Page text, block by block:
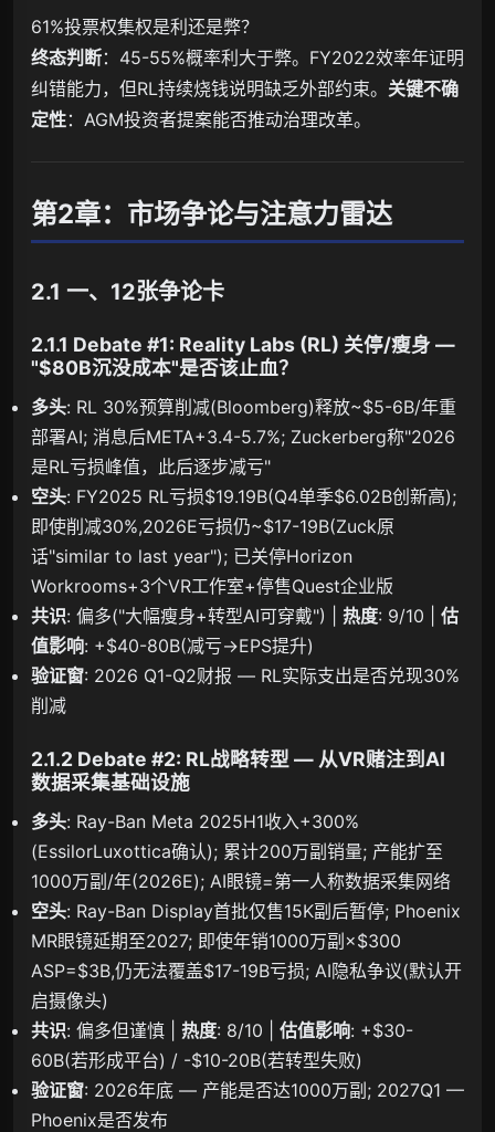
61%投票权集权是利还是弊？
终态判断：45-55%概率利大于弊。FY2022效率年证明
纠错能力，但RL持续烧钱说明缺乏外部约束。 关键不确
定性：AGM投资者提案能否推动治理改革。
第2章：市场争论与注意力雷达
2.1 一、12张争论卡
2.1.1 Debate #1: Reality Labs (RL) 关停/瘦身 —
"$80B沉没成本"是否该止血？
多头: RL 30%预算削减(Bloomberg)释放~$5-6B/年重
部署AI; 消息后META+3.4-5.7%; Zuckerberg称"2026
是RL亏损峰值，此后逐步减亏"
空头: FY2025 RL亏损$19.19B(Q4单季$6.02B创新高);
即使削减30%,2026E亏损仍~$17-19B(Zuck原
话"similar to last year"); 已关停Horizon
Workrooms+3个VR工作室+停售Quest企业版
共识: 偏多("大幅瘦身+转型AI可穿戴") | 热度: 9/10 | 估
值影响: +$40-80B(减亏→EPS提升)
验证窗: 2026 Q1-Q2财报 — RL实际支出是否兑现30%
削减
2.1.2 Debate #2: RL战略转型 — 从VR赌注到AI
数据采集基础设施
多头: Ray-Ban Meta 2025H1收入+300%
(EssilorLuxottica确认); 累计200万副销量; 产能扩至
1000万副/年(2026E); AI眼镜=第一人称数据采集网络
空头: Ray-Ban Display首批仅售15K副后暂停; Phoenix
MR眼镜延期至2027; 即使年销1000万副×$300
ASP=$3B,仍无法覆盖$17-19B亏损; AI隐私争议(默认开
启摄像头)
共识: 偏多但谨慎 | 热度: 8/10 | 估值影响: +$30-
60B(若形成平台) / -$10-20B(若转型失败)
验证窗: 2026年底 — 产能是否达1000万副; 2027Q1 —
Phoenix是否发布